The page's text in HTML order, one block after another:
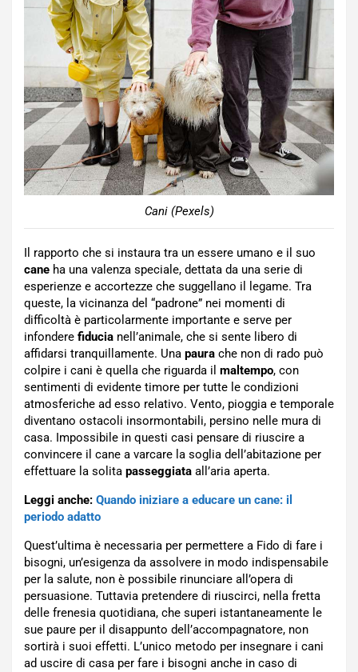
Cani (Pexels)
Il rapporto che si instaura tra un essere umano e il suo
cane ha una valenza speciale, dettata da una serie di
esperienze e accortezze che suggellano il legame. Tra
queste, la vicinanza del “padrone” nei momenti di
difficoltà è particolarmente importante e serve per
infondere fiducia nell’animale, che si sente libero di
affidarsi tranquillamente. Una paura che non di rado può
colpire i cani è quella che riguarda il maltempo, con
sentimenti di evidente timore per tutte le condizioni
atmosferiche ad esso relativo. Vento, pioggia e temporale
diventano ostacoli insormontabili, persino nelle mura di
casa. Impossibile in questi casi pensare di riuscire a
convincere il cane a varcare la soglia dell’abitazione per
effettuare la solita passeggiata all’aria aperta.
Leggi anche: Quando iniziare a educare un cane: il
periodo adatto
Quest’ultima è necessaria per permettere a Fido di fare i
bisogni, un’esigenza da assolvere in modo indispensabile
per la salute, non è possibile rinunciare all’opera di
persuasione. Tuttavia pretendere di riuscirci, nella fretta
delle frenesia quotidiana, che superi istantaneamente le
sue paure per il disappunto dell’accompagnatore, non
sortirà i suoi effetti. L’unico metodo per insegnare i cani
ad uscire di casa per fare i bisogni anche in caso di